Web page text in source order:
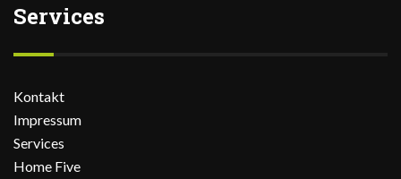
Services
Kontakt
Impressum
Services
Home Five